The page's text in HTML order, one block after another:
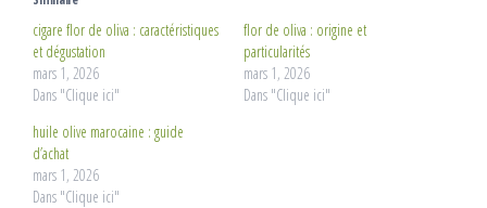
cigare flor de oliva : caractéristiques
et dégustation
mars 1, 2026
Dans "Clique ici"
flor de oliva : origine et
particularités
mars 1, 2026
Dans "Clique ici"
huile olive marocaine : guide
d’achat
mars 1, 2026
Dans "Clique ici"